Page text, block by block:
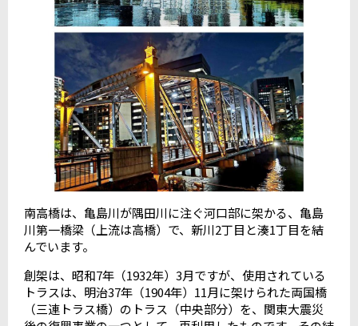
南高橋は、亀島川が隅田川に注ぐ河口部に架かる、亀島
川第一橋梁（上流は高橋）で、新川2丁目と湊1丁目を結
んでいます。
創架は、昭和7年（1932年）3月ですが、使用されている
トラスは、明治37年（1904年）11月に架けられた両国橋
（三連トラス橋）のトラス（中央部分）を、関東大震災